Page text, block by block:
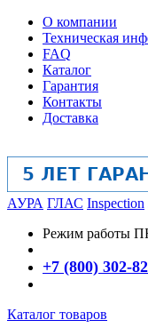
О компании
Техническая
FAQ
Каталог
Гарантия
Контакты
Доставка
АУРА ГЛАС Inspection
Режим работы
+7 (800) 302-
Каталог товаров